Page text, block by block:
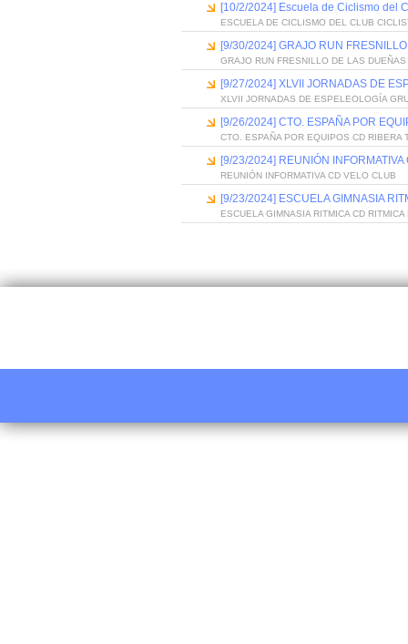
[10/2/2024] Escuela de Ciclismo del
ESCUELA DE CICLISMO DEL CLUB
[9/30/2024] GRAJO RUN
GRAJO RUN FRESNILLO DE LAS DUEÑAS
[9/27/2024] XLVII JORNADAS DE
XLVII JORNADAS DE ESPELEOLOGÍA
[9/26/2024] CTO. ESPAÑA POR
CTO. ESPAÑA POR EQUIPOS CD RIBERA
[9/23/2024] REUNIÓN
REUNIÓN INFORMATIVA CD VELO CLUB
[9/23/2024] ESCUELA GIMNASIA
ESCUELA GIMNASIA RITMICA CD RITMICA